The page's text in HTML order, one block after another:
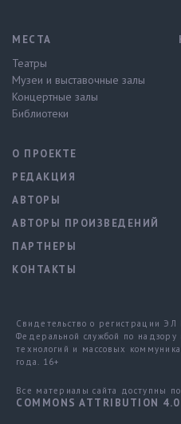
МЕСТА
Театры
Музеи и выставочные залы
Концертные залы
Библиотеки
О ПРОЕКТЕ
РЕДАКЦИЯ
АВТОРЫ
АВТОРЫ ПРОИЗВЕДЕНИЙ
ПАРТНЕРЫ
КОНТАКТЫ
Свидетельство о регистрации
Федеральной службой по
технологий и массовых
года. 16+
Все материалы сайта доступны
COMMONS ATTRIBUTION